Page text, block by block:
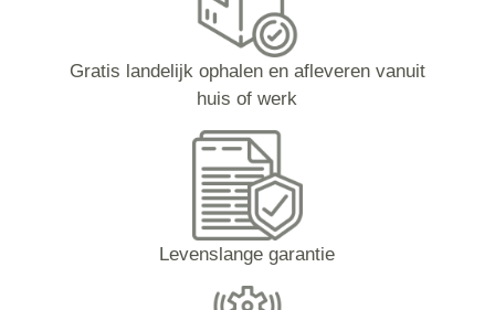
Gratis landelijk ophalen en afleveren vanuit
huis of werk
Levenslange garantie